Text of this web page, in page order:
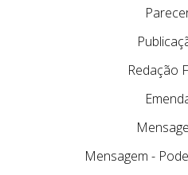
Redação
Mensagem -